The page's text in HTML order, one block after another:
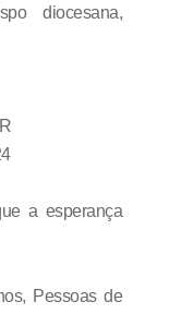
diocesana,
a esperança
Pessoas de